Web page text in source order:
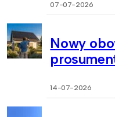
07-07-2026
Nowy
14-07-2026